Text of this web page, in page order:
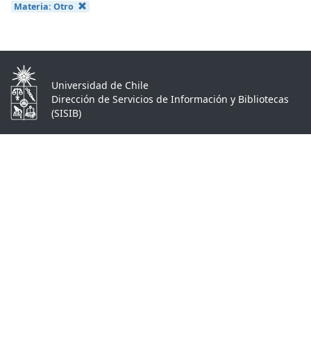
Materia: Otro
Universidad de Chile
Dirección de Servicios de Información y Bibliotecas
(SISIB)